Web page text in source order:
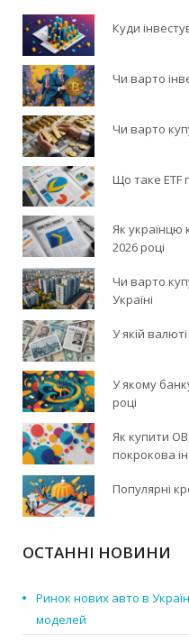
Куди
Чи варто
Чи варто
Що таке ETF
Як українцю
2026 році
Чи варто
Україні
У якій
У якому
році
Як купити
покрокова
Популярні
ОСТАННІ НОВИНИ
Ринок нових авто в
моделей